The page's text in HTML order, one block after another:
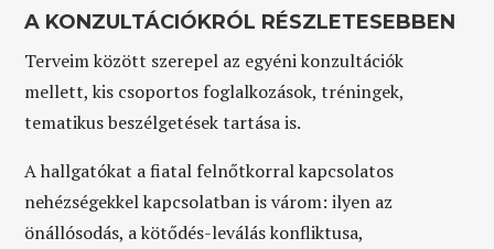
A KONZULTÁCIÓKRÓL RÉSZLETESEBBEN
Terveim között szerepel az egyéni konzultációk
mellett, kis csoportos foglalkozások, tréningek,
tematikus beszélgetések tartása is.
A hallgatókat a fiatal felnőtkorral kapcsolatos
nehézségekkel kapcsolatban is várom: ilyen az
önállósodás, a kötődés-leválás konfliktusa,